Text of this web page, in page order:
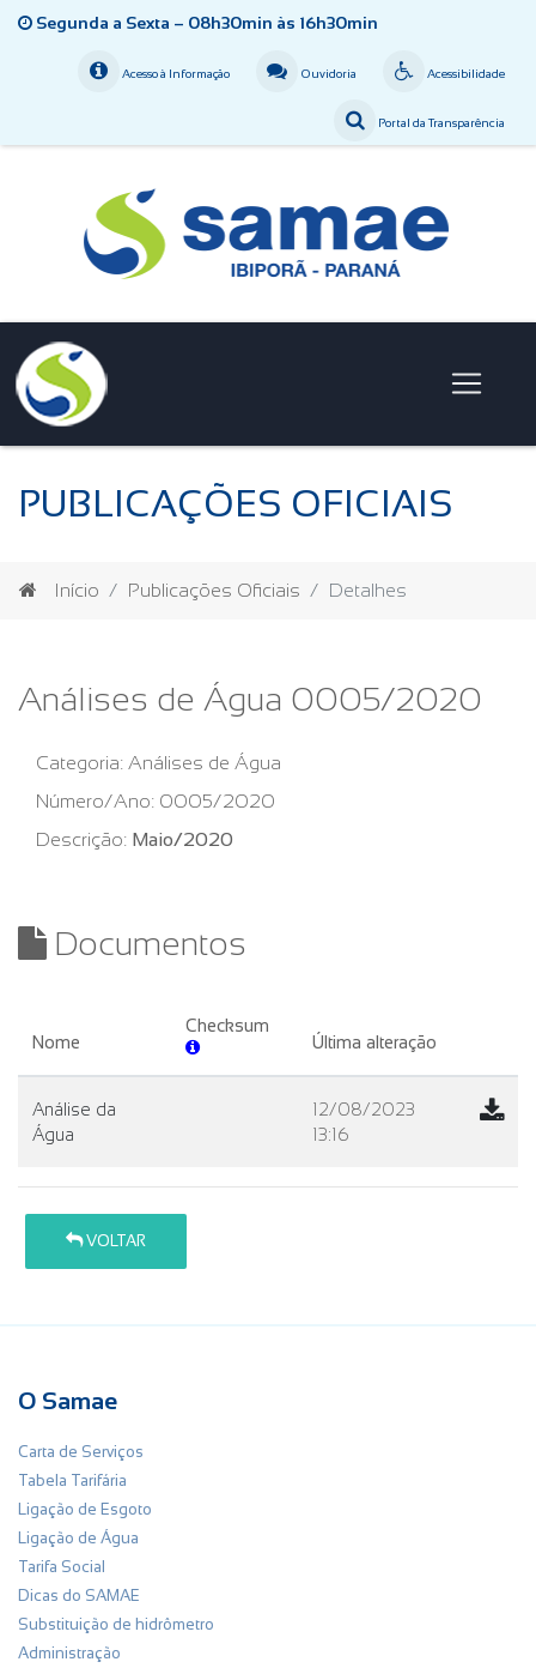
Segunda a Sexta – 08h30min às 16h30min
Acessibilidade
Ouvidoria
Acesso à Informação
Portal da Transparência
PUBLICAÇÕES OFICIAIS
Início Publicações Oficiais Detalhes
Análises de Água 0005/2020
Categoria: Análises de Água
Número/Ano: 0005/2020
Descrição: Maio/2020
Documentos
Nome
Checksum
Última alteração
Análise da
Água
12/08/2023
13:16
VOLTAR
O Samae
Carta de Serviços
Tabela Tarifária
Ligação de Esgoto
Ligação de Água
Tarifa Social
Dicas do SAMAE
Substituição de hidrômetro
Administração